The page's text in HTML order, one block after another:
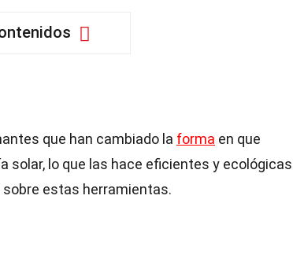
que han cambiado la forma en que
solar, lo que las hace eficientes y
estas herramientas.